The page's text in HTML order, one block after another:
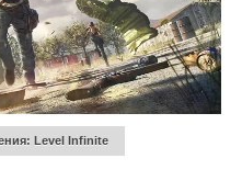
Level Infinite